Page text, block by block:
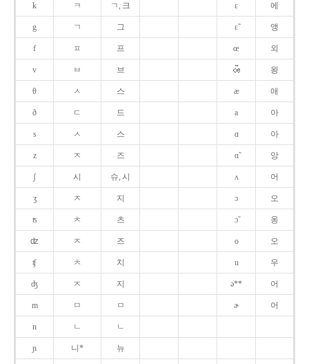
k ㅋ ㄱ, 크 ɛ 에
g ㄱ 그 ɛ̃ 앵
f ㅍ 프 œ 외
v ㅂ 브 욍
θ ㅅ 스 æ 애
ð ㄷ 드 a 아
s ㅅ 스 ɑ 아
z ㅈ 즈 ɑ̃ 앙
ʃ 시 슈, 시 ʌ 어
ʒ ㅈ 지 ɔ 오
ʦ ㅊ 츠 ɔ̃ 옹
ʣ ㅈ 즈 o 오
ʧ ㅊ 치 u 우
ʤ ㅈ 지 ə** 어
m ㅁ ㅁ ɚ 어
n ㄴ ㄴ
ɲ 니* 뉴